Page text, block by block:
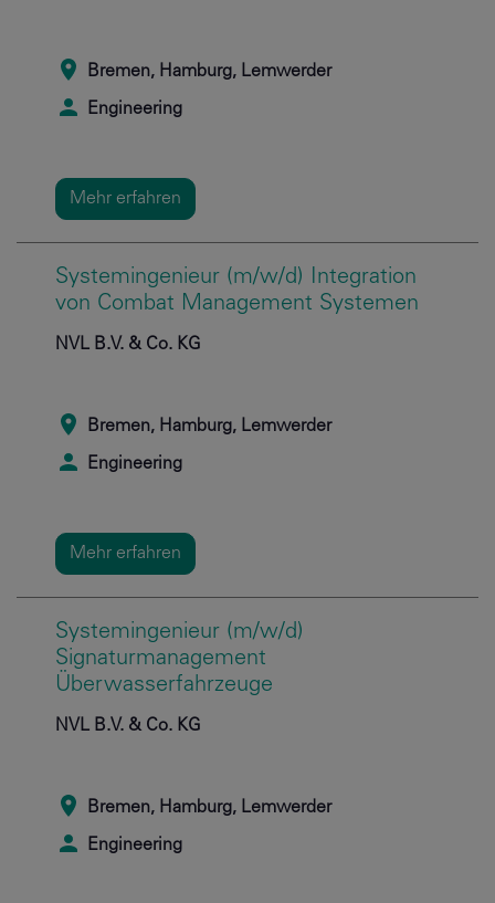
Bremen, Hamburg, Lemwerder
Engineering
Mehr erfahren
Systemingenieur (m/w/d) Integration
von Combat Management Systemen
NVL B.V. & Co. KG
Bremen, Hamburg, Lemwerder
Engineering
Mehr erfahren
Systemingenieur (m/w/d)
Signaturmanagement
Überwasserfahrzeuge
NVL B.V. & Co. KG
Bremen, Hamburg, Lemwerder
Engineering